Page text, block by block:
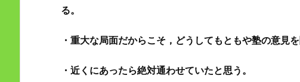
る。
・重大な局面だからこそ，どうしてもともや塾の意見を
・近くにあったら絶対通わせていたと思う。